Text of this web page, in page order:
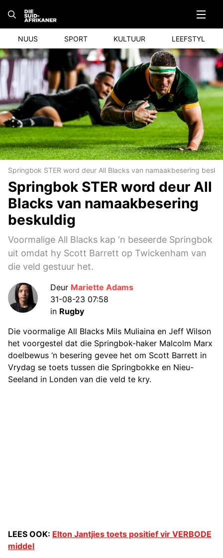
content
NUUS SPORT KULTUUR LEEFSTYL
Springbok STER word deur All Blacks van namaakbesering
Springbok STER word deur All
Blacks van namaakbesering
beskuldig
Voormalige All Blacks kap ‘n beseerde Springbok
uit omdat hy Scott Barrett op Twickenham van
die veld gestuur het.
Deur Mariette Adams
31-08-23 07:58
in Rugby
Die voormalige All Blacks Mils Muliaina en Jeff Wilson
het voorgestel dat die Springbok-haker Malcolm Marx
doelbewus ‘n besering gevee het om Scott Barrett in
Vrydag se toets tussen die Springbokke en Nieu-
Seeland in Londen van die veld te kry.
LEES OOK: Elton Jantjies toets positief vir VERBODE
middel